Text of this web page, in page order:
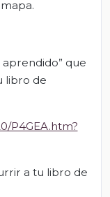
aprendido” que
libro de
P4GEA.htm?
a tu libro de